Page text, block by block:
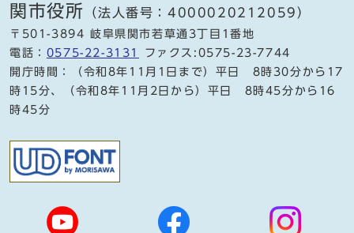
関市役所 （法人番号：4000020212059）
〒501-3894 岐阜県関市若草通3丁目1番地
電話： 0575-22-3131
ファクス:0575-23-7744
開庁時間：（令和8年11月1日まで）平日 8時30分から17
時15分、（令和8年11月2日から）平日 8時45分から16
時45分